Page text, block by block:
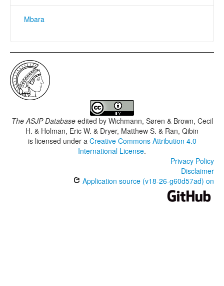
Mbara
The ASJP Databaseedited by Wichmann, Søren & Brown, Cecil
H. & Holman, Eric W. & Dryer, Matthew S. & Ran, Qibin
is licensed under a Creative Commons Attribution 4.0
International License.
Privacy Policy
Disclaimer
Application source (v18-26-g60d57ad) on